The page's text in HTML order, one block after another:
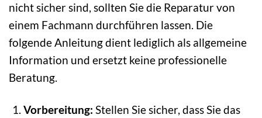
nicht sicher sind, sollten Sie die Reparatur von
einem Fachmann durchführen lassen. Die
folgende Anleitung dient lediglich als allgemeine
Information und ersetzt keine professionelle
Beratung.
Vorbereitung: Stellen Sie sicher, dass Sie das